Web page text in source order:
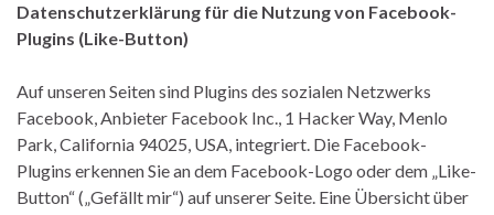
Datenschutzerklärung für die Nutzung von Facebook-
Plugins (Like-Button)
Auf unseren Seiten sind Plugins des sozialen Netzwerks
Facebook, Anbieter Facebook Inc., 1 Hacker Way, Menlo
Park, California 94025, USA, integriert. Die Facebook-
Plugins erkennen Sie an dem Facebook-Logo oder dem „Like-
Button“ („Gefällt mir“) auf unserer Seite. Eine Übersicht über